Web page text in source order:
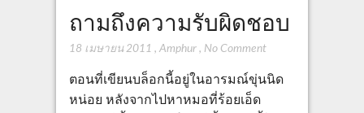
ถามถึงความรับผิดชอบ
18 เมษายน 2011 , Amphur, No Comment
ตอนที่เขียนบล็อกนี้อยู่ในอารมณ์ขุ่นนิด
หน่อย หลังจากไปหาหมอที่ร้อยเอ็ด